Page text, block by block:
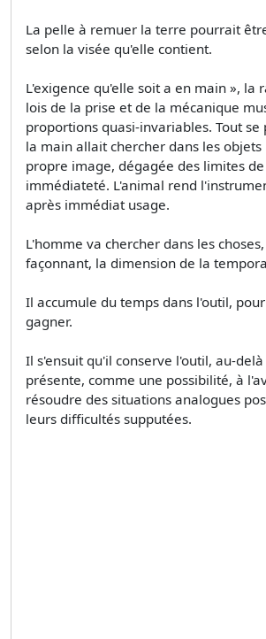
La pelle à remuer la terre pourrait
selon la visée qu'elle contient.
L'exigence qu'elle soit a en main », la
lois de la prise et de la mécanique
proportions quasi-invariables. Tout se
la main allait chercher dans les objets
propre image, dégagée des limites
immédiateté. L'animal rend
après immédiat usage.
L'homme va chercher dans les
façonnant, la dimension de la
Il accumule du temps dans l'outil,
gagner.
Il s'ensuit qu'il conserve l'outil, au-
présente, comme une possibilité, à
résoudre des situations analogues
leurs difficultés supputées.